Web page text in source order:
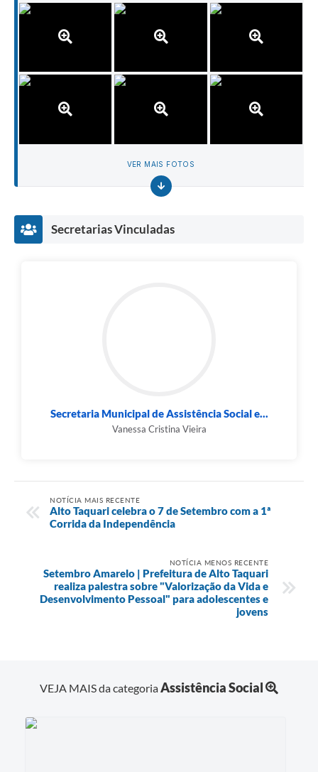
VER MAIS FOTOS
Secretarias Vinculadas
Secretaria Municipal de Assistência Social e...
Vanessa Cristina Vieira
NOTÍCIA MAIS RECENTE
Alto Taquari celebra o 7 de Setembro com a 1ª
Corrida da Independência
NOTÍCIA MENOS RECENTE
Setembro Amarelo | Prefeitura de Alto Taquari
realiza palestra sobre "Valorização da Vida e
Desenvolvimento Pessoal" para adolescentes e
jovens
VEJA MAIS da categoriaAssistência Social